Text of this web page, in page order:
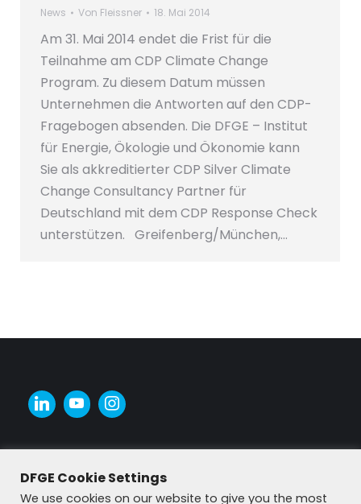
News Von Fleissner 18. Mai 2014
Am 31. Mai 2014 endet die Frist für die
Teilnahme am CDP Climate Change
Program. Zu diesem Datum müssen
Unternehmen die Antworten auf den CDP-
Fragebogen absenden. Die DFGE – Institut
für Energie, Ökologie und Ökonomie kann
Sie als akkreditierter CDP Silver Climate
Change Consultancy Partner für
Deutschland mit dem CDP Response Check
unterstützen. Greifenberg/München,…
DFGE Cookie Settings
We use cookies on our website to give you the most